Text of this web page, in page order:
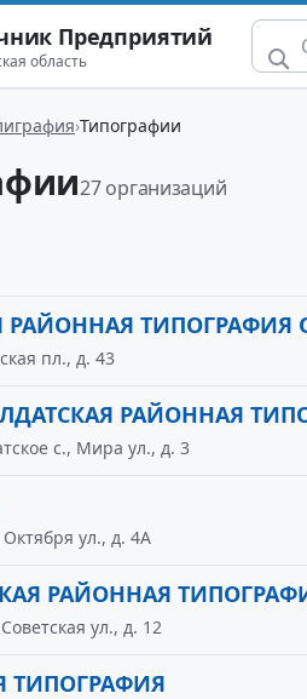
Предприятий
область
Типографии
27 организаций
РАЙОННАЯ ТИПОГРАФИЯ
пл., д. 43
РАЙОННАЯ
с., Мира ул., д. 3
Октября ул., д. 4А
РАЙОННАЯ
ул., д. 12
ТИПОГРАФИЯ